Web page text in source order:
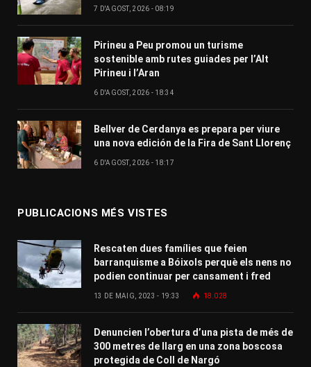
7 D'AGOST, 2026 - 08:19
Pirineu a Peu promou un turisme
sostenible amb rutes guiades per l’Alt
Pirineu i l’Aran
6 D'AGOST, 2026 - 18:34
Bellver de Cerdanya es prepara per viure
una nova edición de la Fira de Sant Llorenç
6 D'AGOST, 2026 - 18:17
PUBLICACIONS MÉS VISTES
Rescaten dues famílies que feien
barranquisme a Bóixols perquè els nens no
podien continuar per cansament i fred
13 DE MAIG, 2023 - 19:33 18.028
Denuncien l’obertura d’una pista de més de
300 metres de llarg en una zona boscosa
protegida de Coll de Nargó